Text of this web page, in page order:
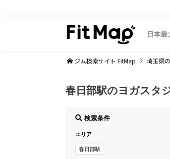
日本
ジム検索サイト FitMap 埼玉県
春日部駅のヨガスタ
検索条件
エリア
春日部駅